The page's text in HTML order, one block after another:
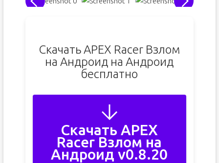
Скачать APEX Racer Взлом
на Андроид на Андроид
бесплатно
Скачать APEX
Racer Взлом на
Андроид v0.8.20